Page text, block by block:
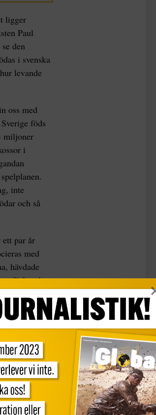
ligger
Paul
den
i svenska
levande
oss med
föds
miljoner
i
inte
och så
ett par år
med
hävdade
förlorade
sojaburgare.
vi i Sverige
i
för hur
talar om
att